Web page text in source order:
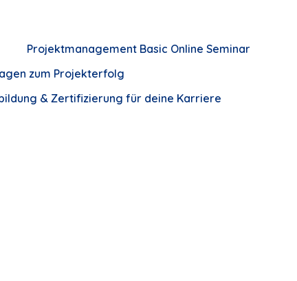
Projektmanagement Basic Online Seminar
zum Projekterfolg
& Zertifizierung für deine Karriere